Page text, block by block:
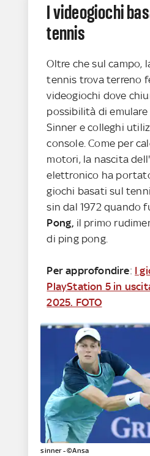
I videogiochi
tennis
Oltre che sul campo,
tennis trova terreno
videogiochi dove
possibilità di emulare
Sinner e colleghi
console. Come per
motori, la nascita
elettronico ha
giochi basati sul
sin dal 1972 quando
Pong, il primo
di ping pong.
Per approfondire: I
PlayStation 5 in
2025. FOTO
sinner - ©Ansa